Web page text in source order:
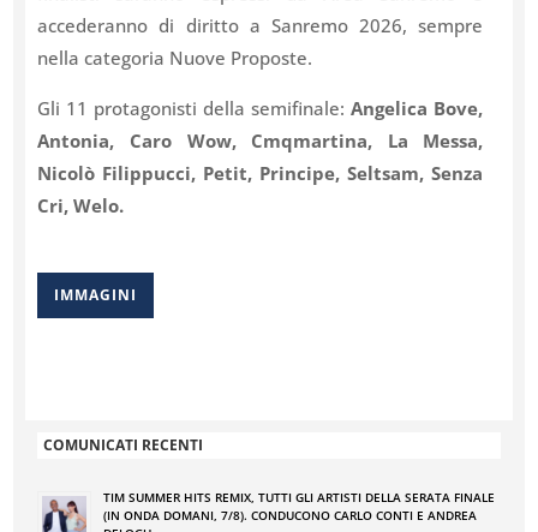
accederanno di diritto a Sanremo 2026, sempre
nella categoria Nuove Proposte.
Gli 11 protagonisti della semifinale:Angelica Bove,
Antonia, Caro Wow, Cmqmartina, La Messa,
Nicolò Filippucci, Petit, Principe, Seltsam, Senza
Cri, Welo.
IMMAGINI
COMUNICATI RECENTI
TIM SUMMER HITS REMIX, TUTTI GLI ARTISTI DELLA SERATA FINALE
(IN ONDA DOMANI, 7/8). CONDUCONO CARLO CONTI E ANDREA